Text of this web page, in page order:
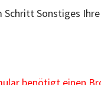
Sonstiges
benötigt einen